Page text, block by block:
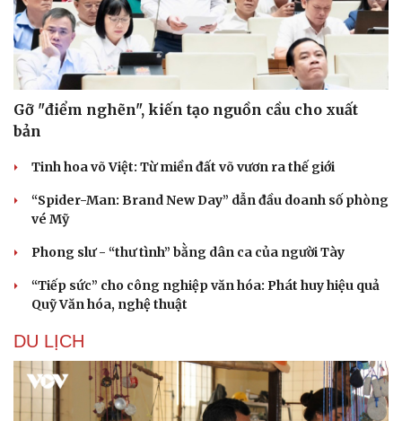
Doanh nghiệp
Doanh nghiệp 24h
Doanh nhân
Công nghệ
Tin Công nghệ
Gỡ "điểm nghẽn", kiến tạo nguồn cầu cho xuất
bản
Tinh hoa võ Việt: Từ miền đất võ vươn ra thế giới
“Spider-Man: Brand New Day” dẫn đầu doanh số phòng
vé Mỹ
Phong slư - “thư tình” bằng dân ca của người Tày
“Tiếp sức” cho công nghiệp văn hóa: Phát huy hiệu quả
Quỹ Văn hóa, nghệ thuật
DU LỊCH